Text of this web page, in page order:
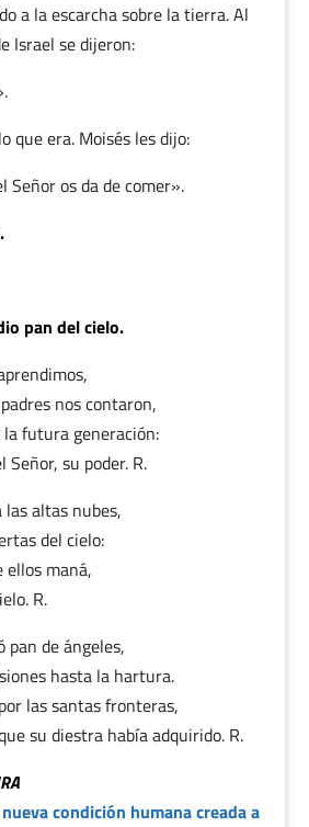
a la escarcha sobre la tierra. Al
Israel se dijeron:
que era. Moisés les dijo:
Señor os da de comer».
pan del cielo.
nos contaron,
futura generación:
Señor, su poder. R.
las altas nubes,
del cielo:
ellos maná,
R.
pan de ángeles,
hasta la hartura.
las santas fronteras,
su diestra había adquirido. R.
condición humana creada a